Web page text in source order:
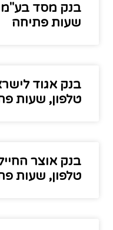
בנק מסד בע"מ
שעות פתיחה
בנק אגוד
טלפון, שעות
בנק אוצר
טלפון, שעות